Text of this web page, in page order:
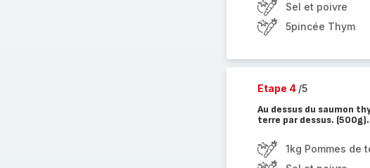
Sel et poivre
5pincée Thym
Etape 4 /5
Au dessus du saumon
terre par dessus.
1kg Pommes de